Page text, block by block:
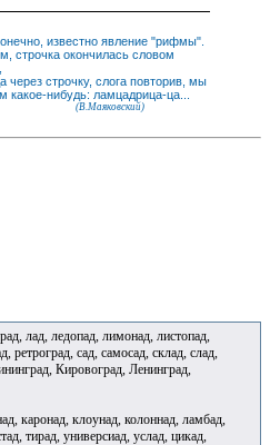
известно явление "рифмы".
строчка окончилась словом
через строчку, слога повторив, мы
какое-нибудь: ламцадрица-ца...
(В.Маяковский)
лад, ледопад, лимонад, листопад,
сад, самосад, склад, слад,
Кировоград, Ленинград,
каронад, клоунад, колоннад, ламбад,
тирад, универсиад, услад, цикад,